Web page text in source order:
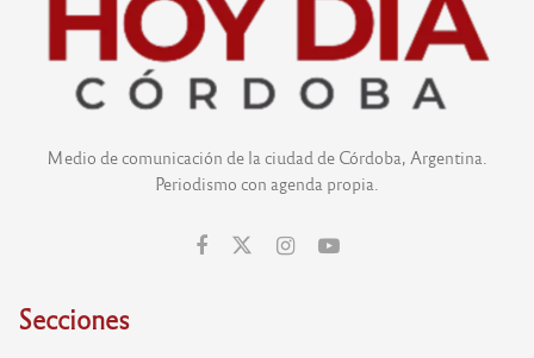
Medio de comunicación de la ciudad de Córdoba, Argentina.
Periodismo con agenda propia.
Secciones